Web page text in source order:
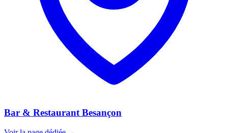
Bar & Restaurant Besançon